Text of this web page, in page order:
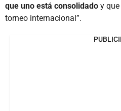
que uno está consolidado y
torneo internacional”.